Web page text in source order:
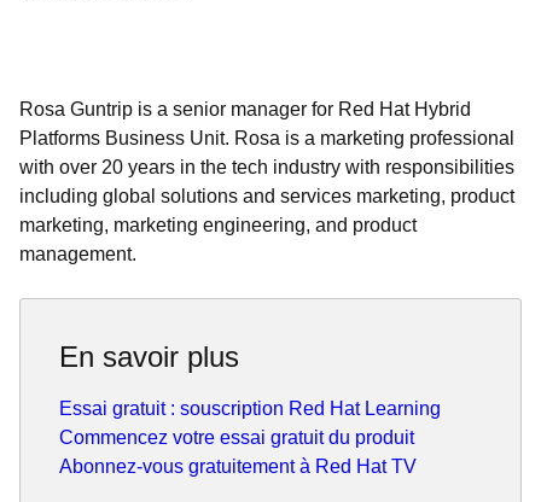
Rosa Guntrip is a senior manager for Red Hat Hybrid
Platforms Business Unit. Rosa is a marketing professional
with over 20 years in the tech industry with responsibilities
including global solutions and services marketing, product
marketing, marketing engineering, and product
management.
En savoir plus
Essai gratuit : souscription Red Hat Learning
Commencez votre essai gratuit du produit
Abonnez-vous gratuitement à Red Hat TV